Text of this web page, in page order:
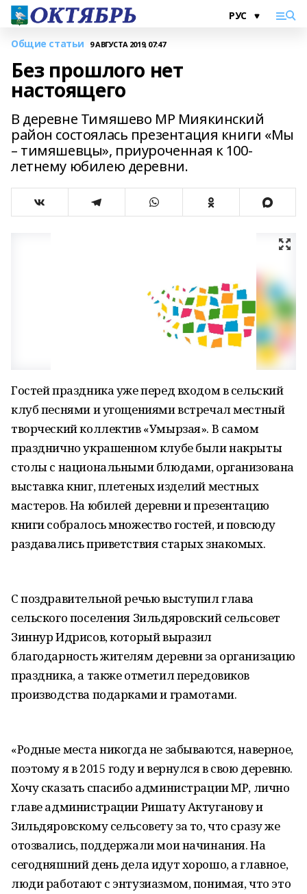
Общие статьи 9 АВГУСТА 2019, 07:47
Без прошлого нет
настоящего
В деревне Тимяшево МР Миякинский
район состоялась презентация книги «Мы
– тимяшевцы», приуроченная к 100-
летнему юбилею деревни.
Гостей праздника уже перед входом в сельский
клуб песнями и угощениями встречал местный
творческий коллектив «Умырзая». В самом
празднично украшенном клубе были накрыты
столы с национальными блюдами, организована
выставка книг, плетеных изделий местных
мастеров. На юбилей деревни и презентацию
книги собралось множество гостей, и повсюду
раздавались приветствия старых знакомых.
С поздравительной речью выступил глава
сельского поселения Зильдяровский сельсовет
Зиннур Идрисов, который выразил
благодарность жителям деревни за организацию
праздника, а также отметил передовиков
производства подарками и грамотами.
«Родные места никогда не забываются, наверное,
поэтому я в 2015 году и вернулся в свою деревню.
Хочу сказать спасибо администрации МР, лично
главе администрации Ришату Актуганову и
Зильдяровскому сельсовету за то, что сразу же
отозвались, поддержали мои начинания. На
сегодняшний день дела идут хорошо, а главное,
люди работают с энтузиазмом, понимая, что это